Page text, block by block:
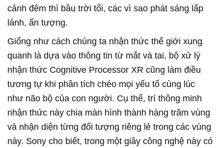
cảnh đêm thì bầu trời tối, các vì sao phát sáng lấp
lánh, ấn tượng.
Giống như cách chúng ta nhận thức thế giới xung
quanh là dựa vào thông tin từ mắt và tai, bộ xử lý
nhận thức Cognitive Processor XR cũng làm điều
tương tự khi phân tích chéo mọi yếu tố cùng lúc
như não bộ của con người. Cụ thể, trí thông minh
nhận thức này chia màn hình thành hàng trăm vùng
và nhận diện từng đối tượng riêng lẻ trong các vùng
này. Sony cho biết, trong một giây công nghệ này có